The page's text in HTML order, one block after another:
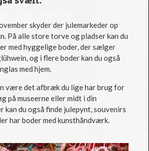
skyder der julemarkeder op
På alle store torve og pladser kan du
med hyggelige boder, der sælger
og i flere boder kan du også
med hjem.
være det afbræk du lige har brug for
på museerne eller midt i din
kan du også finde julepynt, souvenirs
har boder med kunsthåndværk.